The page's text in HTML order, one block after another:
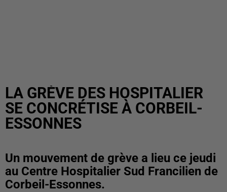
LA GRÈVE DES HOSPITALIER
SE CONCRÉTISE À CORBEIL-
ESSONNES
Un mouvement de grève a lieu ce jeudi
au Centre Hospitalier Sud Francilien de
Corbeil-Essonnes.